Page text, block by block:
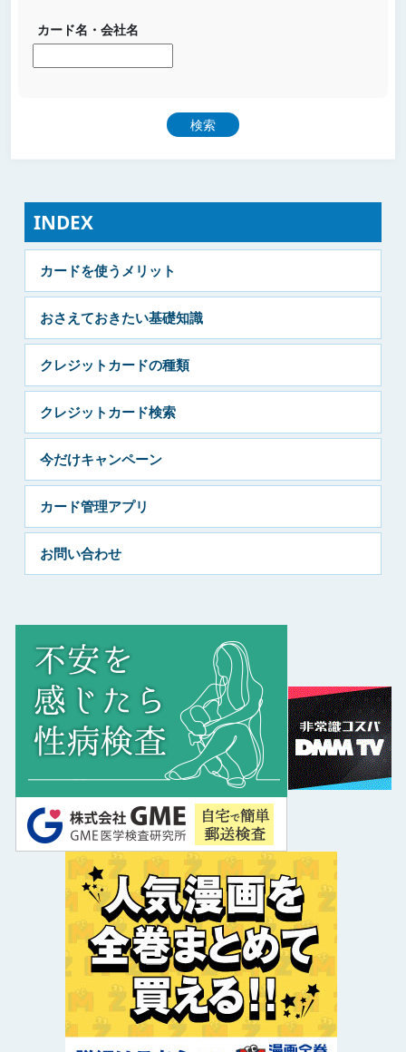
カード名・会社名
INDEX
カードを使うメリット
おさえておきたい基礎知識
クレジットカードの種類
クレジットカード検索
今だけキャンペーン
カード管理アプリ
お問い合わせ